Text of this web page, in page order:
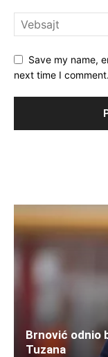
Save my name,
next time I comment.
Brnović odnio
Tuzana